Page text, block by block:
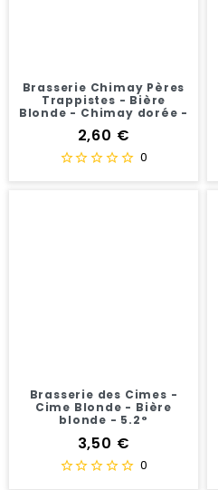
Brasserie Chimay Pères
Trappistes - Bière
Blonde - Chimay dorée -
Prix
2,60 €
0
Brasserie des Cimes -
Cime Blonde - Bière
blonde - 5.2°
Prix
3,50 €
0